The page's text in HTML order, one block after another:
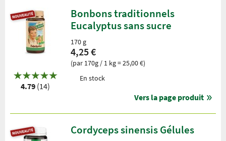
4.79 (14)
Bonbons traditionnels
Eucalyptus sans sucre
170 g
4,25 €
(par 170g / 1 kg = 25,00 €)
En stock
Vers la page produit
Cordyceps sinensis Gélules